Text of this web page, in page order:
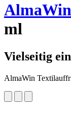
AlmaWin
ml
Vielseitig
AlmaWin